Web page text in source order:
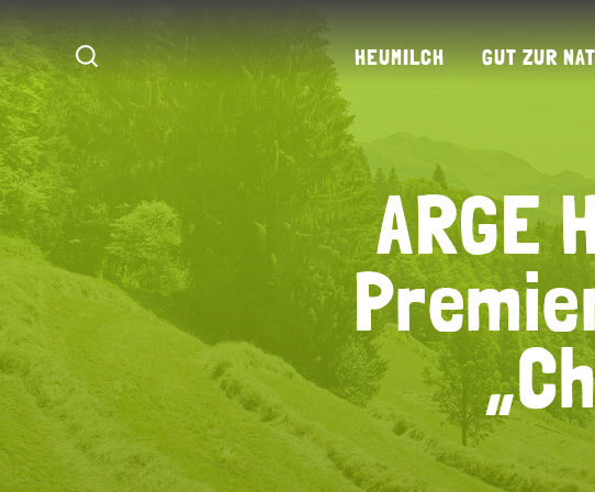
HEUMILCH GUT ZUR